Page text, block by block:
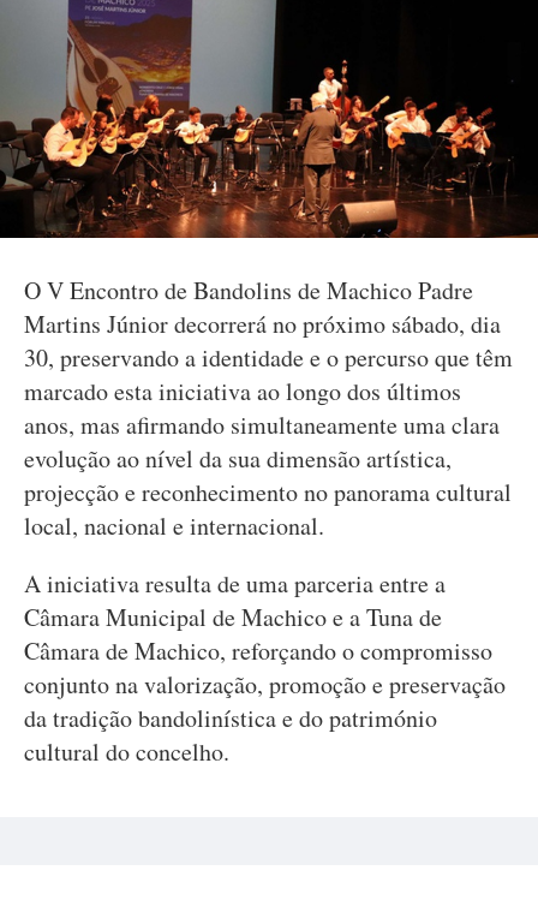
O V Encontro de Bandolins de Machico Padre
Martins Júnior decorrerá no próximo sábado, dia
30, preservando a identidade e o percurso que têm
marcado esta iniciativa ao longo dos últimos
anos, mas afirmando simultaneamente uma clara
evolução ao nível da sua dimensão artística,
projecção e reconhecimento no panorama cultural
local, nacional e internacional.
A iniciativa resulta de uma parceria entre a
Câmara Municipal de Machico e a Tuna de
Câmara de Machico, reforçando o compromisso
conjunto na valorização, promoção e preservação
da tradição bandolinística e do património
cultural do concelho.